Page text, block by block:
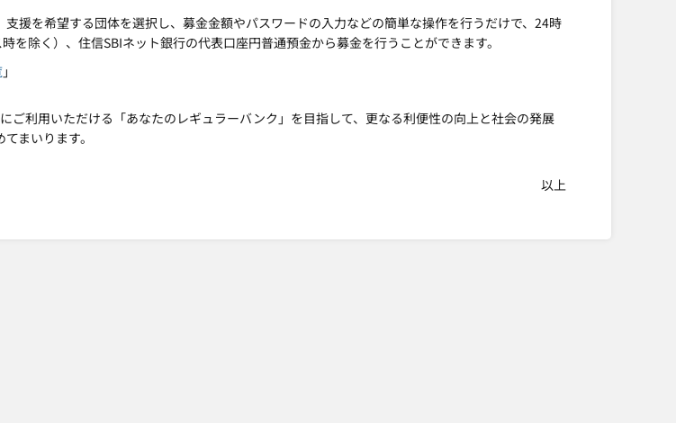
支援を希望する団体を選択し、募金金額やパスワードの入力などの簡単な操作を行うだけで、24時
を除く）、住信SBIネット銀行の代表口座円普通預金から募金を行うことができます。
」
ご利用いただける「あなたのレギュラーバンク」を目指して、更なる利便性の向上と社会の発展
まいります。
以上